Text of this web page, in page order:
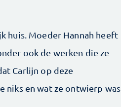
huis. Moeder Hannah heeft
ook de werken die ze
Carlijn op deze
niks en wat ze ontwierp was